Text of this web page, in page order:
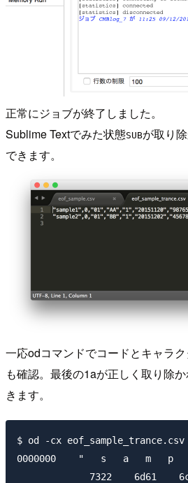
正常にジョブが終了しました。
Sublime Textでみた状態SUBが取り
できます。
一応odコマンドでコードとキャラ
も確認。最後の1aが正しく取り除
きます。
$ od -cx eof_sample_trance.csv
0000000    "   s   a   m
7322    6d61